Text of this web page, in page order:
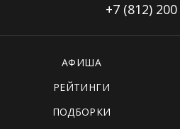
+7 (812)
АФИША
РЕЙТИНГИ
ПОДБОРКИ